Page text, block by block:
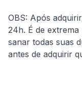
OBS: Após
24h. É de
sanar todas suas
antes de adquirir